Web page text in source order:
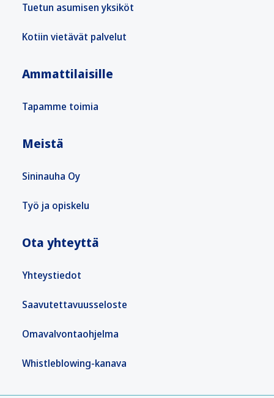
Tuetun asumisen yksiköt
Kotiin vietävät palvelut
Ammattilaisille
Tapamme toimia
Meistä
Sininauha Oy
Työ ja opiskelu
Ota yhteyttä
Yhteystiedot
Saavutettavuusseloste
Omavalvontaohjelma
Whistleblowing-kanava